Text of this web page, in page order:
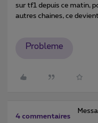
sur tf1 depuis ce matin,
autres chaines, ce
Probleme
4 commentaires